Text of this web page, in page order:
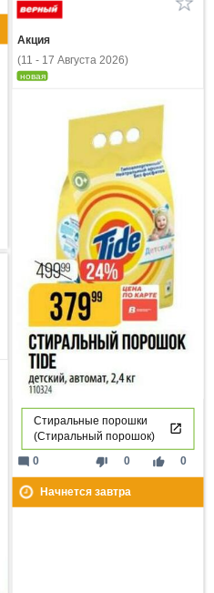
Акция
(11 - 17 Августа 2026)
новая
Стиральные порошки
(Стиральный порошок)
thumb_down 0 thumb_up 0
mode_comment 0
Начнется завтра